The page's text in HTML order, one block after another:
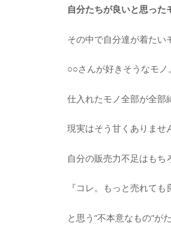
自分たちが良いと思った
その中で自分達が着たい
○○さんが好きそうなモノ。
仕入れたモノ全部が全部
現実はそう甘くありませ
自分の販売力不足はもち
『コレ。もっと売れても
と思う”不本意なもの”が